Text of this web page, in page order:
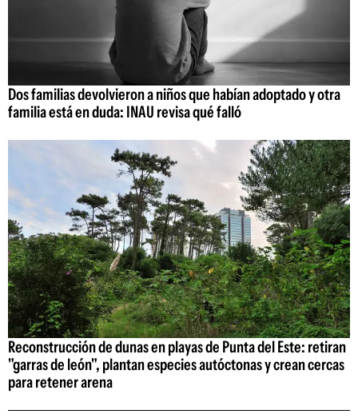
Dos familias devolvieron a niños que habían adoptado y otra
familia está en duda: INAU revisa qué falló
Reconstrucción de dunas en playas de Punta del Este: retiran
"garras de león", plantan especies autóctonas y crean cercas
para retener arena